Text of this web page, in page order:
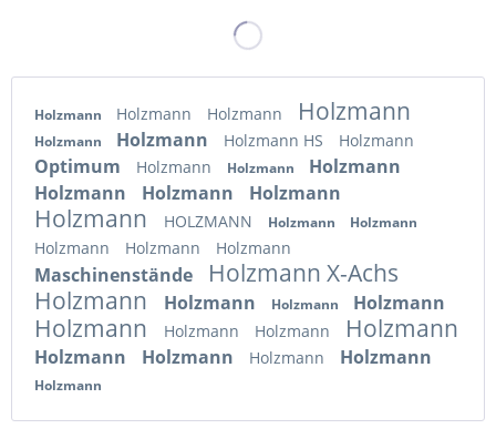
Holzmann Holzmann Holzmann Holzmann
Holzmann Holzmann Holzmann HS Holzmann
Optimum Holzmann Holzmann
Holzmann
Holzmann
Holzmann Holzmann
Holzmann HOLZMANN Holzmann Holzmann
Holzmann Holzmann Holzmann
Maschinenstände
Holzmann X-Achs
Holzmann
Holzmann Holzmann Holzmann
Holzmann Holzmann Holzmann Holzmann
Holzmann Holzmann Holzmann Holzmann
Holzmann